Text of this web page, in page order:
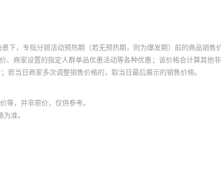
下，专指分销活动预热期（若无预热期，则为爆发期）前的商品销售
商家设置的指定人群单品优惠活动等各种优惠；该价格会计算其他
当日商家多次调整销售价格的，取当日最后展示的销售价格。
等，并非原价，仅供参考。
准。